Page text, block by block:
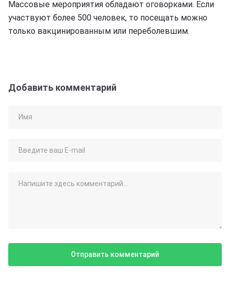
Массовые мероприятия обладают оговорками. Если
участвуют более 500 человек, то посещать можно
только вакцинированным или переболевшим.
Добавить комментарий